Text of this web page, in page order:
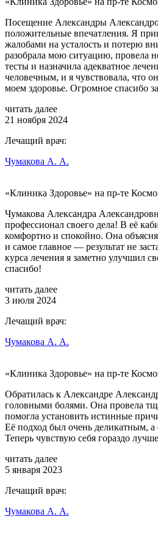
Посещение Александры
положительные впечатления. Я
жалобами на усталость и потерю
разобрала мою ситуацию, провела
тесты и назначила адекватное
человечным, и я чувствовала, что
моем здоровье. Огромное спасибо
читать далее
21 ноября 2024
Лечащий врач:
Чумакова А. А.
«Клиника Здоровье» на пр-те
Чумакова Александра
профессионал своего дела! В её
комфортно и спокойно. Она
и самое главное — результат не
курса лечения я заметно улучшил
спасибо!
читать далее
3 июля 2024
Лечащий врач:
Чумакова А. А.
«Клиника Здоровье» на пр-те
Обратилась к Александре
головными болями. Она провела
помогла установить истинные
Её подход был очень деликатным,
Теперь чувствую себя гораздо
читать далее
5 января 2023
Лечащий врач:
Чумакова А. А.